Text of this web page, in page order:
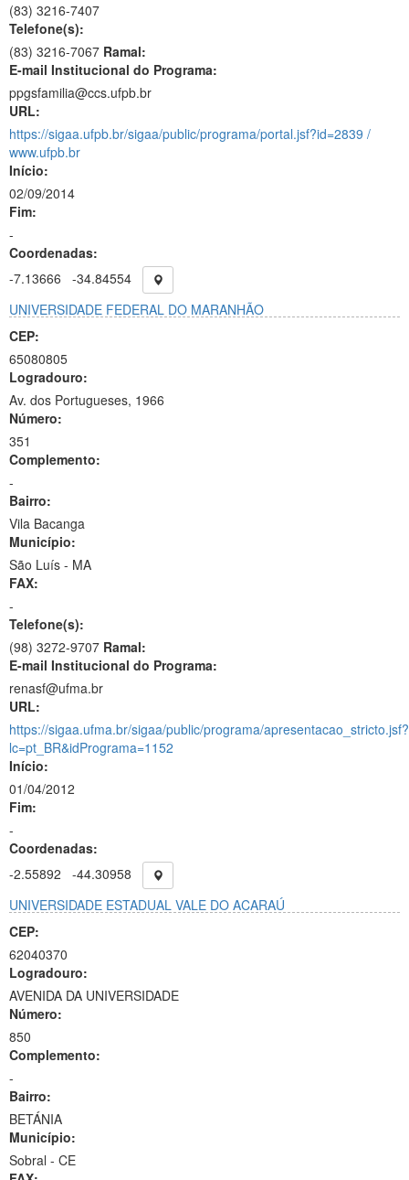
(83) 3216-7407
Telefone(s):
(83) 3216-7067 Ramal:
E-mail Institucional do Programa:
ppgsfamilia@ccs.ufpb.br
URL:
https://sigaa.ufpb.br/sigaa/public/programa/portal.jsf?id=2839 /
www.ufpb.br
Início:
02/09/2014
Fim:
-
Coordenadas:
-7.13666
-34.84554
UNIVERSIDADE FEDERAL DO MARANHÃO
CEP:
65080805
Logradouro:
Av. dos Portugueses, 1966
Número:
351
Complemento:
-
Bairro:
Vila Bacanga
Município:
São Luís - MA
FAX:
-
Telefone(s):
(98) 3272-9707 Ramal:
E-mail Institucional do Programa:
renasf@ufma.br
URL:
https://sigaa.ufma.br/sigaa/public/programa/apresentacao_stricto.jsf?
lc=pt_BR&idPrograma=1152
Início:
01/04/2012
Fim:
-
Coordenadas:
-2.55892
-44.30958
UNIVERSIDADE ESTADUAL VALE DO ACARAÚ
CEP:
62040370
Logradouro:
AVENIDA DA UNIVERSIDADE
Número:
850
Complemento:
-
Bairro:
BETÁNIA
Município:
Sobral - CE